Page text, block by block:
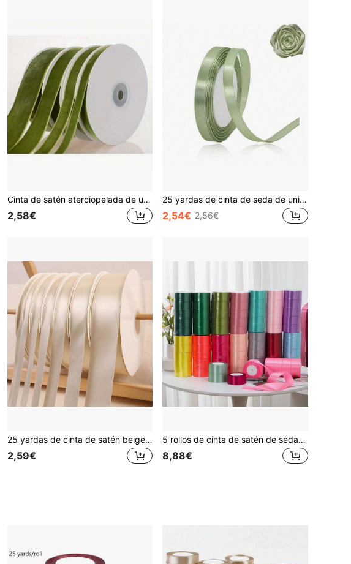
Cinta de satén aterciopelada de un solo lado sin elasticidad, cinta de satén aterciopelada, cinta de satén aterciopelada, lazo DIY para ropa (excluyendo el rollo de papel, la longitud medida a mano puede tener desviaciones)
2,58€
25 yardas de cinta de seda de unicolor verde salvia para envolver regalos, lazos para el cabello, manualidades de Pascua, coronas, ramos florales, bodas, duchas, y proyectos de bricolaje
2,54€ 2,56€
25 yardas de cinta de satén beige, cinta delgada trenzada de seda para regalo, tela para atar y empaque de pasteles
2,59€
5 rollos de cinta de satén de seda de lujo, 25 yardas/4 cm de ancho por rollo, adecuada para lazos hechos a mano, envoltura de regalos DIY, decoraciones de boda, ramos de cinta, manualidades, telas, materiales para ramos de boda hechos a mano, materiales para envolver regalos, cintas para decorar pasteles, etc.
8,88€